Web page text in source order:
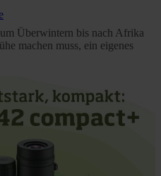
used and your
Policy| Imprint
Überwintern bis nach Afrika
machen muss, ein eigenes